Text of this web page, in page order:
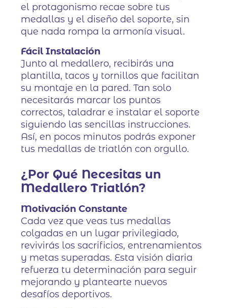
el protagonismo recae sobre tus
medallas y el diseño del soporte, sin
que nada rompa la armonía visual.
Fácil Instalación
Junto al medallero, recibirás una
plantilla, tacos y tornillos que facilitan
su montaje en la pared. Tan solo
necesitarás marcar los puntos
correctos, taladrar e instalar el soporte
siguiendo las sencillas instrucciones.
Así, en pocos minutos podrás exponer
tus medallas de triatlón con orgullo.
¿Por Qué Necesitas un
Medallero Triatlón?
Motivación Constante
Cada vez que veas tus medallas
colgadas en un lugar privilegiado,
revivirás los sacrificios, entrenamientos
y metas superadas. Esta visión diaria
refuerza tu determinación para seguir
mejorando y plantearte nuevos
desafíos deportivos.